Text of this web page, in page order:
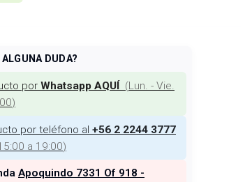
DUDA?
por Whatsapp AQUÍ (Lun. - Vie.
)
por teléfono al +56 2 2244 3777
a 19:00)
Apoquindo 7331 Of 918 -